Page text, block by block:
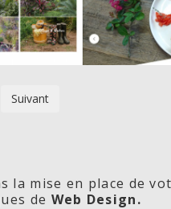
Suivant
la mise en place de
de Web Design.